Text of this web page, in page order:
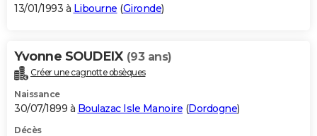
13/01/1993 à Libourne (Gironde)
Yvonne SOUDEIX (93 ans)
Créer une cagnotte obsèques
Naissance
30/07/1899 à Boulazac Isle Manoire (Dordogne)
Décès